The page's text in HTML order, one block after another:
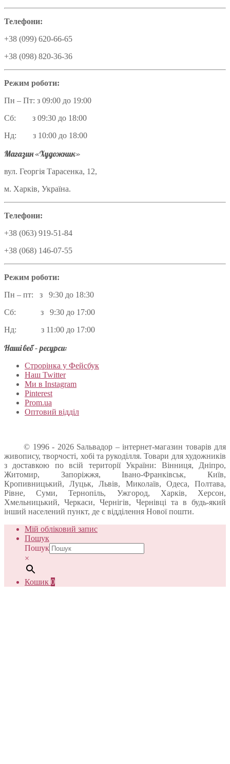
Телефони:
+38 (099) 620-66-65
+38 (098) 820-36-36
Режим роботи:
Пн – Пт: з 09:00 до 19:00
Сб: з 09:30 до 18:00
Нд: з 10:00 до 18:00
Магазин «Художник»
вул. Георгія Тарасенка, 12,
м. Харків, Україна.
Телефони:
+38 (063) 919-51-84
+38 (068) 146-07-55
Режим роботи:
Пн – пт: з 9:30 до 18:30
Сб: з 9:30 до 17:00
Нд: з 11:00 до 17:00
Наші веб – ресурси:
Строрінка у Фейсбук
Наш Twitter
Ми в Instagram
Pinterest
Prom.ua
Оптовий відділ
© 1996 - 2026 Sальвадор – інтернет-магазин товарів для
живопису, творчості, хобі та рукоділля. Товари для художників
з доставкою по всій території України: Вінниця, Дніпро,
Житомир, Запоріжжя, Івано-Франківськ, Київ,
Кропивницький, Луцьк, Львів, Миколаїв, Одеса, Полтава,
Рівне, Суми, Тернопіль, Ужгород, Харків, Херсон,
Хмельницький, Черкаси, Чернігів, Чернівці та в будь-який
інший населений пункт, де є відділення Нової пошти.
Мій обліковий запис
Пошук
Пошук
×
Кошик 0